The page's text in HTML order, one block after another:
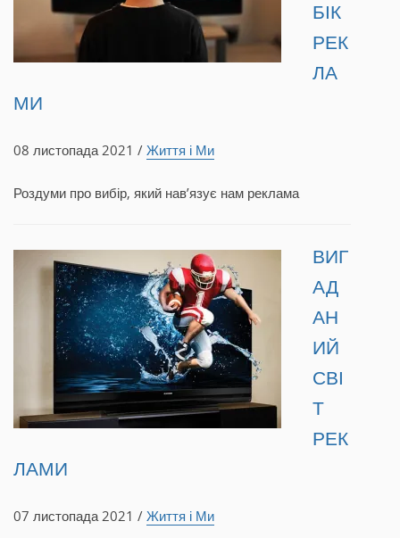
БІК
РЕК
ЛА
МИ
08 листопада 2021 / Життя і Ми
Роздуми про вибір, який нав’язує нам реклама
ВИГ
АД
АН
ИЙ
СВІ
Т
РЕК
ЛАМИ
07 листопада 2021 / Життя і Ми